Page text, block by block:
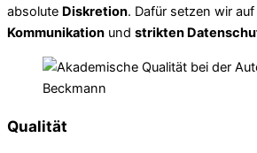
absolute Diskretion. Dafür setzen wir auf
Kommunikation und strikten
Qualität